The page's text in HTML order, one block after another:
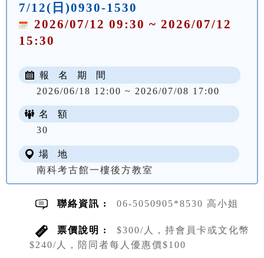
7/12(日)0930-1530
2026/07/12 09:30 ~ 2026/07/12
15:30
報 名 期 間
2026/06/18 12:00 ~ 2026/07/08 17:00
名 額
30
場 地
南科考古館一樓後方教室
聯絡資訊 : 06-5050905*8530 高小姐
票價說明 :
$300/人，持會員卡或文化幣
$240/人，陪同者每人優惠價$100